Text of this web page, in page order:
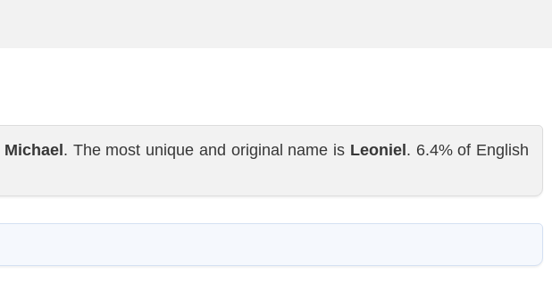
Michael . The most unique and original name is Leoniel . 6.4% of English